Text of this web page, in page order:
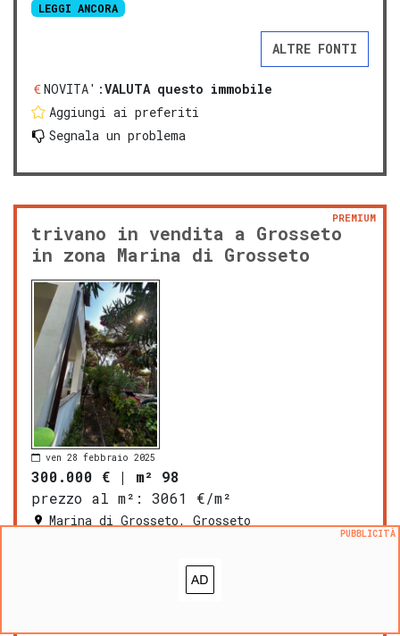
LEGGI ANCORA
ALTRE FONTI
NOVITA':VALUTA questo immobile
Aggiungi ai preferiti
Segnala un problema
trivano in vendita a Grosseto
in zona Marina di Grosseto
PREMIUM
ven 28 febbraio 2025
300.000 € | m² 98
prezzo al m²:
3061 €/m²
Marina di Grosseto, Grosseto
PUBBLICITÀ